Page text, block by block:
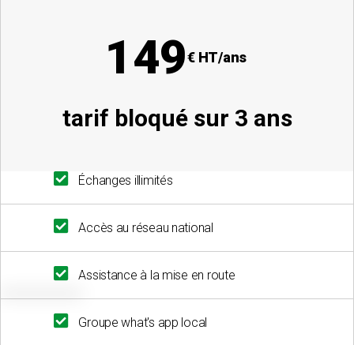
149€ HT/ans
tarif bloqué sur 3 ans
Échanges illimités
Accès au réseau national
Assistance à la mise en route
Groupe what's app local